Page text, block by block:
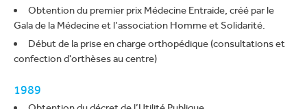
Obtention du premier prix Médecine Entraide, créé par le
Gala de la Médecine et l’association Homme et Solidarité.
Début de la prise en charge orthopédique (consultations et
confection d'orthèses au centre)
1989